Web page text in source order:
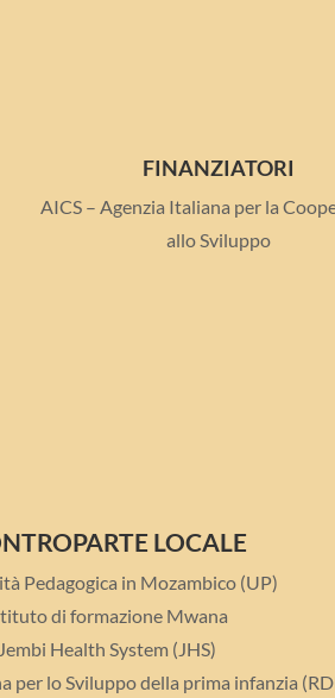
FINANZIATORI
AICS – Agenzia Italiana per la
allo Sviluppo
LOCALE
Pedagogica in Mozambico (UP)
di formazione Mwana
Jembi Health System (JHS)
per lo Sviluppo della prima infanzia